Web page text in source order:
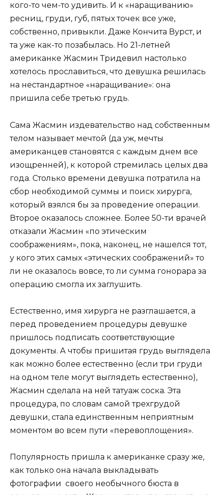
кого-то чем-то удивить. И к «наращиванию»
ресниц, груди, губ, пятых точек все уже,
собственно, привыкли. Даже Кончита Вурст, и
та уже как-то позабылась. Но 21-летней
американке Жасмин Тридевил настолько
хотелось прославиться, что девушка решилась
на нестандартное «наращивание»: она
пришила себе третью грудь.
Сама Жасмин издевательство над собственным
телом называет мечтой (да уж, мечты
американцев становятся с каждым днем все
изощренней), к которой стремилась целых два
года. Столько времени девушка потратила на
сбор необходимой суммы и поиск хирурга,
который взялся бы за проведение операции.
Второе оказалось сложнее. Более 50-ти врачей
отказали Жасмин «по этическим
соображениям», пока, наконец, не нашелся тот,
у кого этих самых «этических соображений» то
ли не оказалось вовсе, то ли сумма гонорара за
операцию смогла их заглушить.
Естественно, имя хирурга не разглашается, а
перед проведением процедуры девушке
пришлось подписать соответствующие
документы. А чтобы пришитая грудь выглядела
как можно более естественно (если три груди
на одном теле могут выглядеть естественно),
Жасмин сделала на ней татуаж соска. Эта
процедура, по словам самой трехгрудой
девушки, стала единственным неприятным
моментом во всем пути «перевоплощения».
Популярность пришла к американке сразу же,
как только она начала выкладывать
фотографии своего необычного бюста в